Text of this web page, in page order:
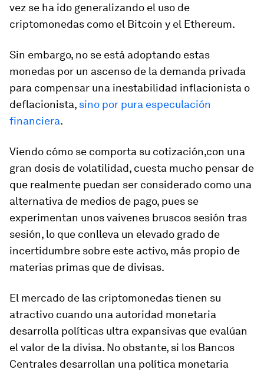
vez se ha ido generalizando el uso de
criptomonedas como el Bitcoin y el Ethereum.
Sin embargo, no se está adoptando estas
monedas por un ascenso de la demanda privada
para compensar una inestabilidad inflacionista o
deflacionista, sino por pura especulación
financiera.
Viendo cómo se comporta su cotización,con una
gran dosis de volatilidad, cuesta mucho pensar de
que realmente puedan ser considerado como una
alternativa de medios de pago, pues se
experimentan unos vaivenes bruscos sesión tras
sesión, lo que conlleva un elevado grado de
incertidumbre sobre este activo, más propio de
materias primas que de divisas.
El mercado de las criptomonedas tienen su
atractivo cuando una autoridad monetaria
desarrolla políticas ultra expansivas que evalúan
el valor de la divisa. No obstante, si los Bancos
Centrales desarrollan una política monetaria